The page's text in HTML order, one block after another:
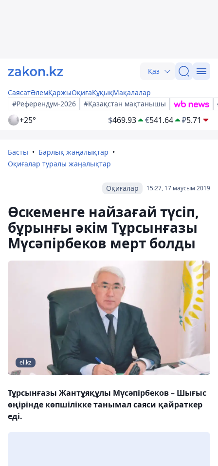
Қаз
СаясатӘлемҚаржыОқиғаҚұқықМақалалар
#Референдум-2026
#Қазақстан мақтанышы
+25° $469.93 €541.64 ₽5.71
Басты
Барлық жаңалықтар
Оқиғалар туралы жаңалықтар
15:27, 17 маусым 2019
Оқиғалар
Өскеменге найзағай түсіп,
бұрынғы әкім Тұрсынғазы
Мүсәпірбеков мерт болды
el.kz
Тұрсынғазы Жантұяқұлы Мүсәпірбеков – Шығыс
өңірінде көпшілікке танымал саяси қайраткер
еді.